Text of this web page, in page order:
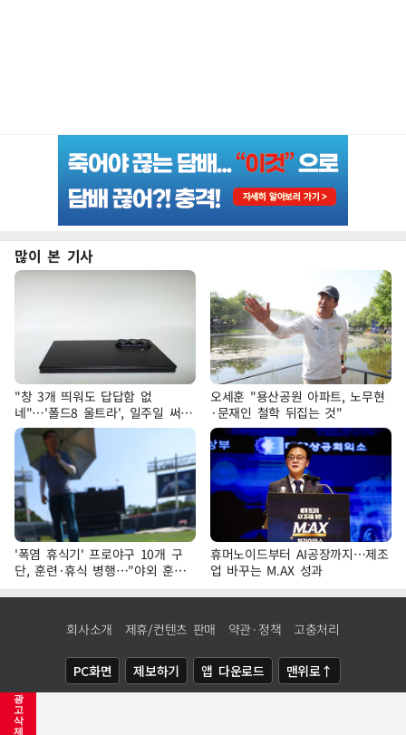
광
고
삭
제
많이 본 기사
"창 3개 띄워도 답답함 없
네"…'폴드8 울트라', 일주일 써보
니
오세훈 "용산공원 아파트, 노무현
·문재인 철학 뒤집는 것"
'폭염 휴식기' 프로야구 10개 구
단, 훈련·휴식 병행…"야외 훈련
해도 안전 최우선"
휴머노이드부터 AI공장까지…제조
업 바꾸는 M.AX 성과
회사소개 제휴/컨텐츠 판매 약관·정책 고충처리
PC화면 제보하기 앱 다운로드 맨위로↑